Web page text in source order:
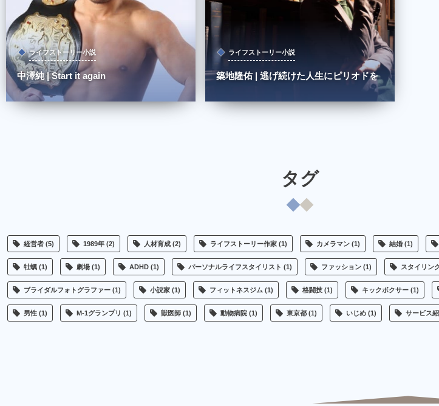
ライフストーリー小説
中澤純 | Start it again
ライフストーリー小説
築地隆佑 | 逃げ続けた人生にピリオドを
タグ
経営者 (5) 1989年 (2) 人材育成 (2) ライフストーリー作家 (1) カメラマン (1) 結婚 (1)
牡蠣 (1) 劇場 (1) ADHD (1) パーソナルライフスタイリスト (1) ファッション (1) スタイリン
ブライダルフォトグラファー (1) 小説家 (1) フィットネスジム (1) 格闘技 (1) キックボクサー (1)
男性 (1) M-1グランプリ (1) 獣医師 (1) 動物病院 (1) 東京都 (1) いじめ (1) サービス